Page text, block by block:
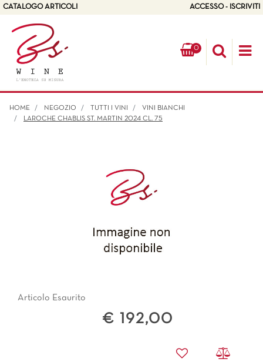
CATALOGO ARTICOLI ACCESSO - ISCRIVITI
0
HOME NEGOZIO TUTTI I VINI
VINI BIANCHI
LAROCHE CHABLIS ST. MARTIN 2024 CL. 75
Articolo Esaurito
€ 192,00